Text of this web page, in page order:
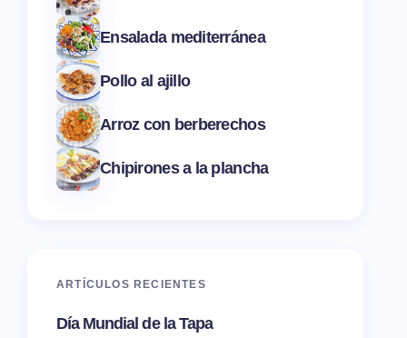
Ensalada mediterránea
Pollo al ajillo
Arroz con berberechos
Chipirones a la plancha
ARTÍCULOS RECIENTES
Día Mundial de la Tapa